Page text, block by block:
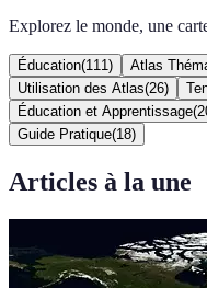
Explorez le monde, une
Éducation(111 ) Atlas
Utilisation des Atlas(26)
Éducation et Apprentissage(
Guide Pratique(18)
Articles à la une